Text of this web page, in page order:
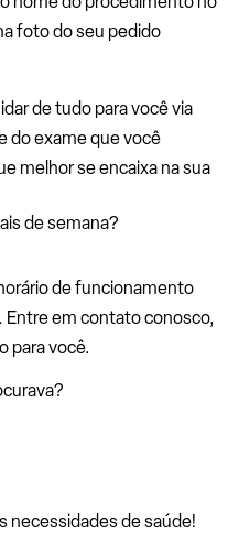
foto do seu pedido
de tudo para você via
do exame que você
melhor se encaixa na sua
de semana?
de funcionamento
Entre em contato conosco,
para você.
necessidades de saúde!